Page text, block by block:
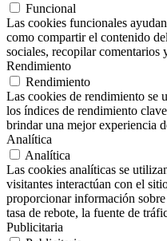
Funcional
Las cookies funcionales
como compartir el contenido
sociales, recopilar comentarios
Rendimiento
Rendimiento
Las cookies de rendimiento se
los índices de rendimiento
brindar una mejor experiencia
Analítica
Analítica
Las cookies analíticas se
visitantes interactúan con el
proporcionar información
tasa de rebote, la fuente de
Publicitaria